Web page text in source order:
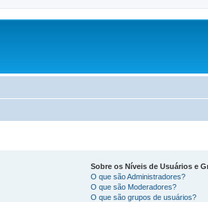
Sobre os Níveis de Usuários e
O que são Administradores?
O que são Moderadores?
O que são grupos de usuários?